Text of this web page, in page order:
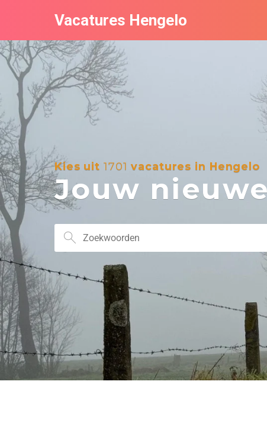
Vacatures Hengelo
Kies uit 1701 vacatures in Hengelo
Jouw